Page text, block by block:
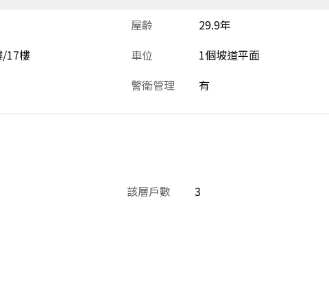
屋齡
29.9年
/17樓 車位
1個坡道平面
警衛管理 有
該層戶數
3